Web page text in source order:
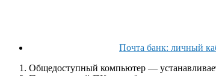
Почта банк: личный
Общедоступный компьютер —